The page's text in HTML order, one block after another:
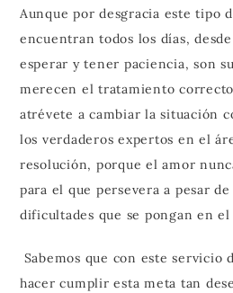
Aunque por desgracia este tipo
encuentran todos los días,
esperar y tener paciencia, son
merecen el tratamiento
atrévete a cambiar la situación
los verdaderos expertos en el
resolución, porque el amor
para el que persevera a pesar
dificultades que se pongan en el
Sabemos que con este servicio
hacer cumplir esta meta tan